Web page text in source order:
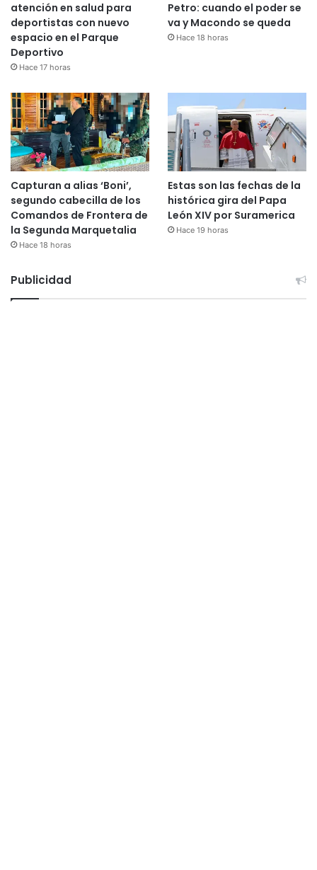
atención en salud para
deportistas con nuevo
espacio en el Parque
Deportivo
Hace 17 horas
Petro: cuando el poder se
va y Macondo se queda
Hace 18 horas
Capturan a alias ‘Boni’,
segundo cabecilla de los
Comandos de Frontera de
la Segunda Marquetalia
Hace 18 horas
Estas son las fechas de la
histórica gira del Papa
León XIV por Suramerica
Hace 19 horas
Publicidad